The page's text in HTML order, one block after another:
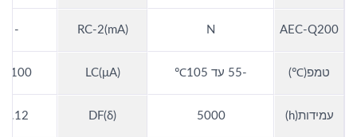
AEC-Q200
N
RC-2(mA)
-
טמפ(℃) -55 עד 105℃ LC(μA)
4,100
עמידות(h) 5000
DF(δ)
0.12